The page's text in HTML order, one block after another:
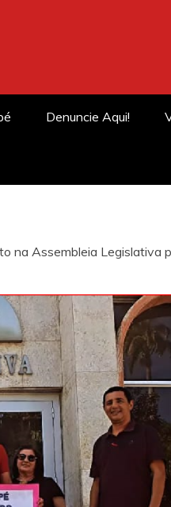
Denuncie Aqui!
na Assembleia Legislativa